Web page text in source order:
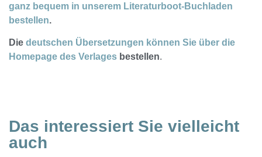
ganz bequem in unserem Literaturboot-Buchladen
bestellen.
Die deutschen Übersetzungen können Sie über die
Homepage des Verlages bestellen.
Das interessiert Sie vielleicht
auch